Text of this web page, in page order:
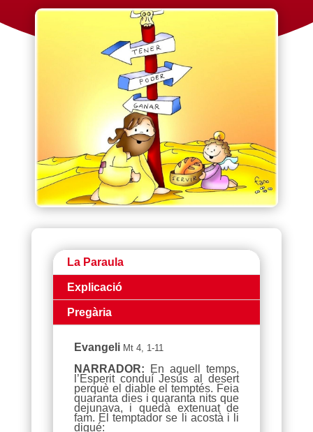
La Paraula
Explicació
Pregària
EvangeliMt 4, 1-11
NARRADOR: En aquell temps,
l’Esperit conduí Jesús al desert
perquè el diable el temptés. Feia
quaranta dies i quaranta nits que
dejunava, i quedà extenuat de
fam. El temptador se li acostà i li
digué: